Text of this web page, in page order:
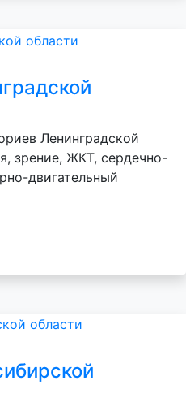
Ленинградской
зрение, ЖКТ, сердечно-
двигательный